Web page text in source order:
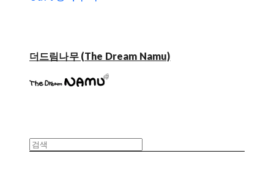
더드림나무 (The Dream Namu)